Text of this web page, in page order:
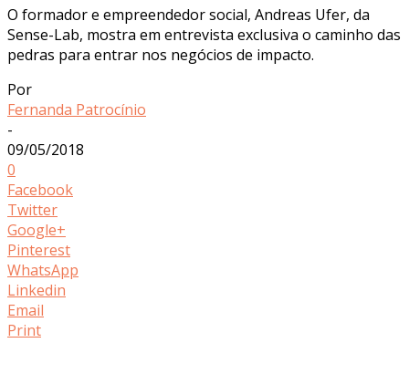
O formador e empreendedor social, Andreas Ufer, da
Sense-Lab, mostra em entrevista exclusiva o caminho das
pedras para entrar nos negócios de impacto.
Por
Fernanda Patrocínio
-
09/05/2018
0
Facebook
Twitter
Google+
Pinterest
WhatsApp
Linkedin
Email
Print